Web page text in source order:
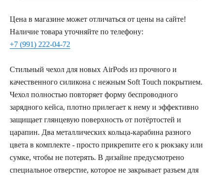
Цена в магазине может отличаться от цены на сайте!
Наличие товара уточняйте по телефону:
+7 (991) 222-04-72
Стильный чехол для новых AirPods из прочного и
качественного силикона с нежным Soft Touch покрытием.
Чехол полностью повторяет форму беспроводного
зарядного кейса, плотно прилегает к нему и эффективно
защищает глянцевую поверхность от потёртостей и
царапин. Два металлических кольца-карабина разного
цвета в комплекте - просто прикрепите его к рюкзаку или
сумке, чтобы не потерять. В дизайне предусмотрено
специальное отверстие, которое не закрывает разъем для